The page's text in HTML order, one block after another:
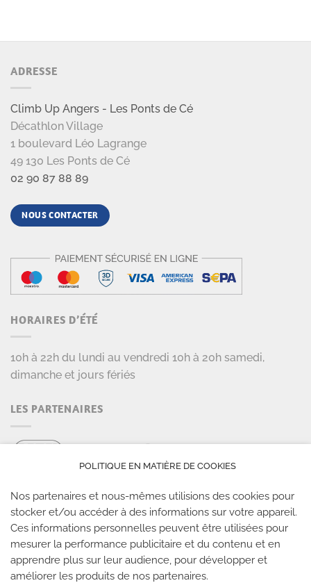
ADRESSE
Climb Up Angers - Les Ponts de Cé
Décathlon Village
1 boulevard Léo Lagrange
49 130 Les Ponts de Cé
02 90 87 88 89
NOUS CONTACTER
HORAIRES D’ÉTÉ
10h à 22h du lundi au vendredi 10h à 20h samedi,
dimanche et jours fériés
LES PARTENAIRES
LES SALLES CLIMB UP
Climb Up vous accueille dans ses salles, partout en
POLITIQUE EN MATIÈRE DE COOKIES
Nos partenaires et nous-mêmes utilisions des cookies pour
stocker et/ou accéder à des informations sur votre appareil.
Ces informations personnelles peuvent être utilisées pour
mesurer la performance publicitaire et du contenu et en
apprendre plus sur leur audience, pour développer et
améliorer les produits de nos partenaires.